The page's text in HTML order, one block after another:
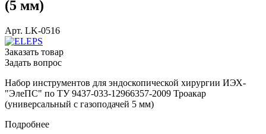
(5 мм)
Арт. LK-0516
Заказать товар
Задать вопрос
Набор инструментов для эндоскопической хирургии ИЭХ-
"ЭлеПС" по ТУ 9437-033-12966357-2009 Троакар
(универсальный с газоподачей 5 мм)
Подробнее